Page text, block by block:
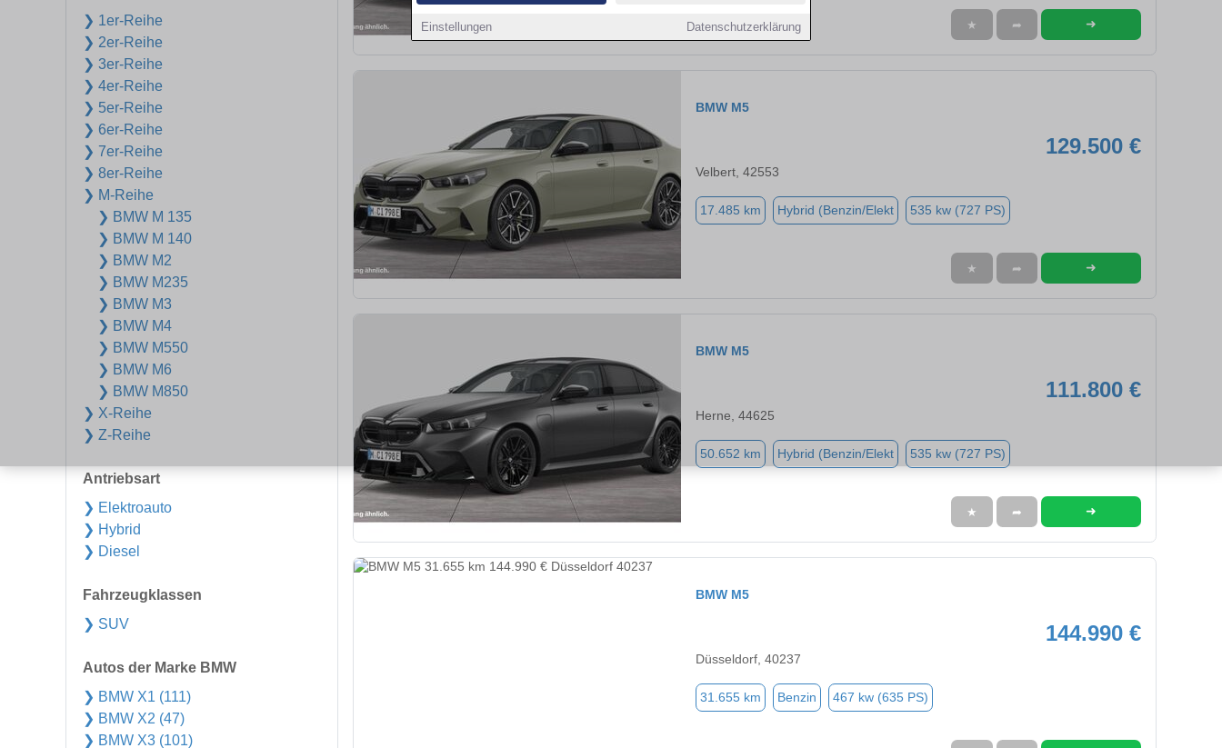
Einstellungen Datenschutzerklärung
❯ 1er-Reihe
❯ 2er-Reihe
❯ 3er-Reihe
❯ 4er-Reihe
❯ 5er-Reihe
❯ 6er-Reihe
❯ 7er-Reihe
❯ 8er-Reihe
❯ M-Reihe
❯ BMW M 135
❯ BMW M 140
❯ BMW M2
❯ BMW M235
❯ BMW M3
❯ BMW M4
❯ BMW M550
❯ BMW M6
❯ BMW M850
❯ X-Reihe
❯ Z-Reihe
Antriebsart
❯ Elektroauto
❯ Hybrid
❯ Diesel
Fahrzeugklassen
❯ SUV
Autos der Marke BMW
❯ BMW X1 (111)
❯ BMW X2 (47)
❯ BMW X3 (101)
★ ➦ ➜
BMW M5
129.500 €
Velbert, 42553
17.485 km Hybrid (Benzin/Elekt 535 kw (727 PS)
★ ➦ ➜
BMW M5
111.800 €
Herne, 44625
50.652 km Hybrid (Benzin/Elekt 535 kw (727 PS)
★ ➦ ➜
BMW M5
144.990 €
Düsseldorf, 40237
31.655 km Benzin 467 kw (635 PS)